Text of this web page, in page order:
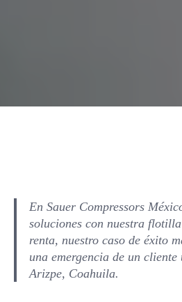
En Sauer Compressors
soluciones con nuestra flotilla
renta, nuestro caso de éxito
una emergencia de un cliente
Arizpe, Coahuila.